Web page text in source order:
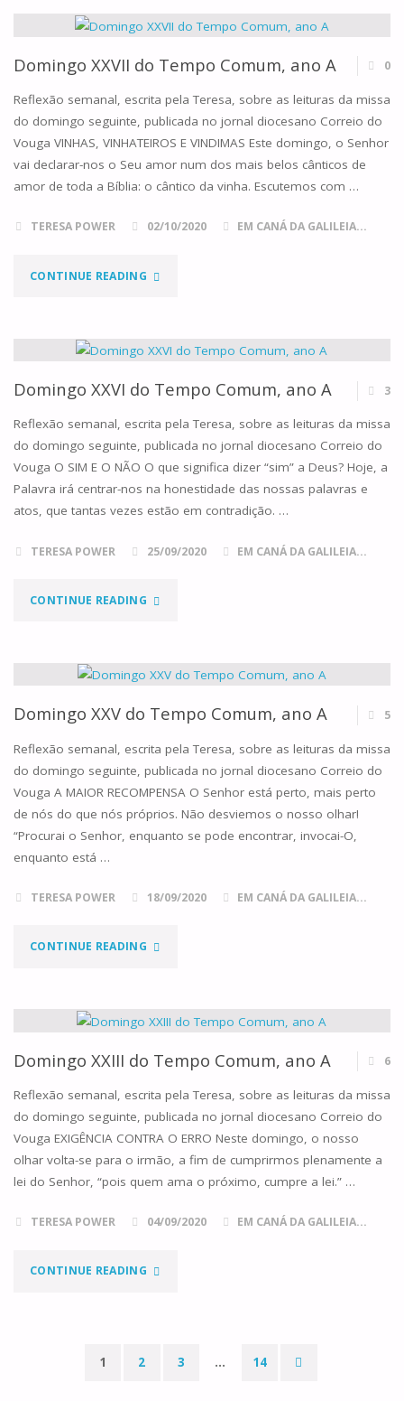
DO
TEMPO
COMUM,
ANO
A"
Domingo XXVII do Tempo Comum, ano A 0
Reflexão semanal, escrita pela Teresa, sobre as leituras da missa
do domingo seguinte, publicada no jornal diocesano Correio do
Vouga VINHAS, VINHATEIROS E VINDIMAS Este domingo, o Senhor
vai declarar-nos o Seu amor num dos mais belos cânticos de
amor de toda a Bíblia: o cântico da vinha. Escutemos com …
TERESA POWER 02/10/2020 EM CANÁ DA GALILEIA...
CONTINUE READING"DOMINGO
DO
TEMPO
COMUM,
ANO
A"
Domingo XXVI do Tempo Comum, ano A 3
Reflexão semanal, escrita pela Teresa, sobre as leituras da missa
do domingo seguinte, publicada no jornal diocesano Correio do
Vouga O SIM E O NÃO O que significa dizer “sim” a Deus? Hoje, a
Palavra irá centrar-nos na honestidade das nossas palavras e
atos, que tantas vezes estão em contradição. …
TERESA POWER 25/09/2020 EM CANÁ DA GALILEIA...
CONTINUE READING"DOMINGO
DO
TEMPO
COMUM,
ANO
A"
Domingo XXV do Tempo Comum, ano A 5
Reflexão semanal, escrita pela Teresa, sobre as leituras da missa
do domingo seguinte, publicada no jornal diocesano Correio do
Vouga A MAIOR RECOMPENSA O Senhor está perto, mais perto
de nós do que nós próprios. Não desviemos o nosso olhar!
“Procurai o Senhor, enquanto se pode encontrar, invocai-O,
enquanto está …
TERESA POWER 18/09/2020 EM CANÁ DA GALILEIA...
CONTINUE READING"DOMINGO
DO
TEMPO
COMUM,
ANO
A"
Domingo XXIII do Tempo Comum, ano A 6
Reflexão semanal, escrita pela Teresa, sobre as leituras da missa
do domingo seguinte, publicada no jornal diocesano Correio do
Vouga EXIGÊNCIA CONTRA O ERRO Neste domingo, o nosso
olhar volta-se para o irmão, a fim de cumprirmos plenamente a
lei do Senhor, “pois quem ama o próximo, cumpre a lei.” …
TERESA POWER 04/09/2020 EM CANÁ DA GALILEIA...
CONTINUE READING"DOMINGO
1 2 3 … 14